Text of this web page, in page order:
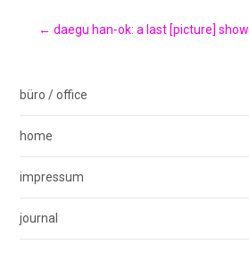
Post
navigation
← daegu han-ok: a last [picture] show
büro / office
home
impressum
journal